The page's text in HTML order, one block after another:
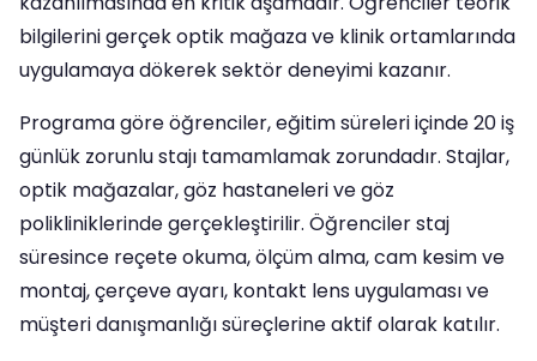
bilgilerini gerçek optik mağaza ve klinik ortamlarında
uygulamaya dökerek sektör deneyimi kazanır.
Programa göre öğrenciler, eğitim süreleri içinde 20 iş
günlük zorunlu stajı tamamlamak zorundadır. Stajlar,
optik mağazalar, göz hastaneleri ve göz
polikliniklerinde gerçekleştirilir. Öğrenciler staj
süresince reçete okuma, ölçüm alma, cam kesim ve
montaj, çerçeve ayarı, kontakt lens uygulaması ve
müşteri danışmanlığı süreçlerine aktif olarak katılır.